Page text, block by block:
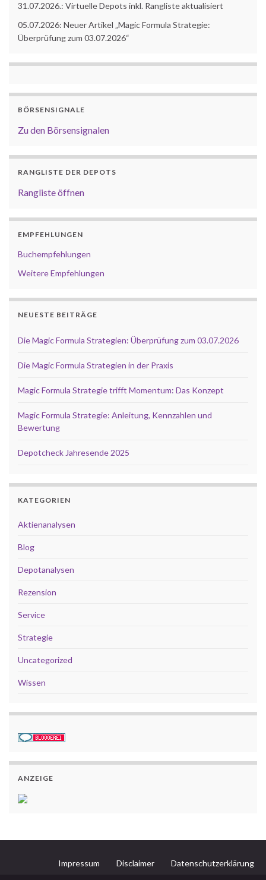
31.07.2026.: Virtuelle Depots inkl. Rangliste aktualisiert
05.07.2026: Neuer Artikel „Magic Formula Strategie:
Überprüfung zum 03.07.2026“
BÖRSENSIGNALE
Zu den Börsensignalen
RANGLISTE DER DEPOTS
Rangliste öffnen
EMPFEHLUNGEN
Buchempfehlungen
Weitere Empfehlungen
NEUESTE BEITRÄGE
Die Magic Formula Strategien: Überprüfung zum 03.07.2026
Die Magic Formula Strategien in der Praxis
Magic Formula Strategie trifft Momentum: Das Konzept
Magic Formula Strategie: Anleitung, Kennzahlen und
Bewertung
Depotcheck Jahresende 2025
KATEGORIEN
Aktienanalysen
Blog
Depotanalysen
Rezension
Service
Strategie
Uncategorized
Wissen
ANZEIGE
Impressum Disclaimer Datenschutzerklärung